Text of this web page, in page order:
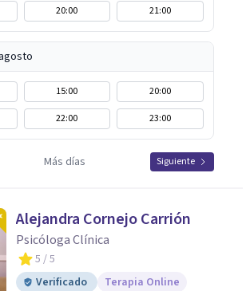
20:00 21:00
15:00
20:00
22:00 23:00
Más días Siguiente
Alejandra Cornejo Carrión
Psicóloga Clínica
5 / 5
Verificado
Terapia Online